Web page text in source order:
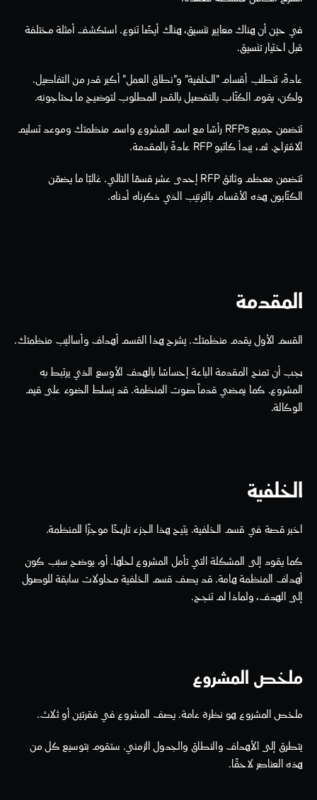
في حين أن هناك معايير تنسيق، هناك أيضًا تنوع. استكشف أمثلة مختلفة
قبل اختيار تنسيق.
ولكن، يقوم الكتّاب بالتفصيل بالقدر المطلوب لتوضيح ما يحتاجونه.
الاقتراح. ثم، يبدأ كاتبو RFP عادةً بالمقدمة.
الكتّابون هذه الأقسام بالترتيب الذي ذكرناه أدناه.
المقدمة
القسم الأول يقدم منظمتك. يشرح هذا القسم أهداف وأساليب منظمتك.
يجب أن تمنح المقدمة الباعة إحساسًا بالهدف الأوسع الذي يرتبط به
الوكالة.
الخلفية
اخبر قصة في قسم الخلفية. يتيح هذا الجزء تاريخًا موجزًا للمنظمة.
إلى الهدف، ولماذا لم تنجح.
ملخص المشروع
ملخص المشروع هو نظرة عامة. يصف المشروع في فقرتين أو ثلاث.
هذه العناصر لاحقًا.